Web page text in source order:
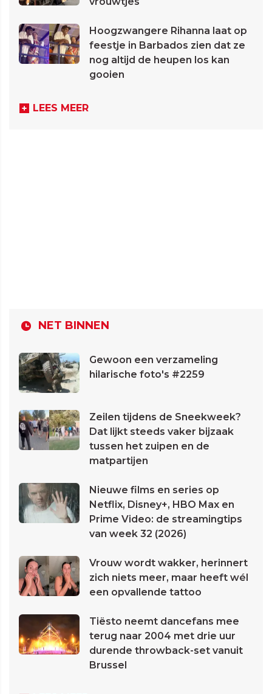
Hoogzwangere Rihanna laat op
feestje in Barbados zien dat ze
nog altijd de heupen los kan
gooien
LEES MEER
NET BINNEN
Gewoon een verzameling
hilarische foto's #2259
Zeilen tijdens de Sneekweek?
Dat lijkt steeds vaker bijzaak
tussen het zuipen en de
matpartijen
Nieuwe films en series op
Netflix, Disney+, HBO Max en
Prime Video: de streamingtips
van week 32 (2026)
Vrouw wordt wakker, herinnert
zich niets meer, maar heeft wél
een opvallende tattoo
Tiësto neemt dancefans mee
terug naar 2004 met drie uur
durende throwback-set vanuit
Brussel